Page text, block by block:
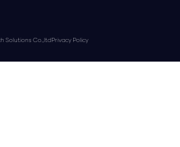
Solutions Co.,ltdPrivacy Policy